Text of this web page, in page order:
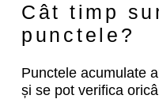
Cât timp
punctele?
Punctele acumulate
și se pot verifica